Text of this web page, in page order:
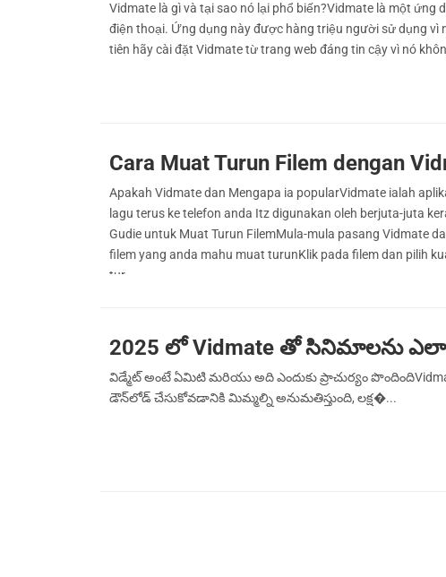
Vidmate là gì và tại sao nó lại phổ biến?Vidmate là một
điện thoại. Ứng dụng này được hàng triệu người sử dụng
tiên hãy cài đặt Vidmate từ trang web đáng tin cậy vì nó
Cara Muat Turun Filem dengan
Apakah Vidmate dan Mengapa ia popularVidmate ialah
lagu terus ke telefon anda Itz digunakan oleh berjuta-juta
Gudie untuk Muat Turun FilemMula-mula pasang Vidmate
filem yang anda mahu muat turunKlik pada filem dan pilih
tur...
2025 లో Vidmate తో సినిమాలను
విడ్మేట్ అంటే ఏమిటి మరియు అది ఎందుకు ప్రాచుర్యం
డౌన్‌లోడ్ చేసుకోవడానికి మిమ్మల్ని అనుమతిస్తుంది, లక్ష�...